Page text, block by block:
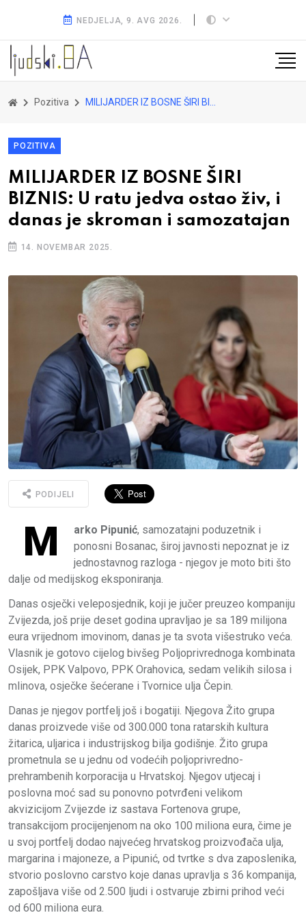
NEDJELJA, 9. AVG 2026.
Pozitiva MILIJARDER IZ BOSNE ŠIRI BIZNIS: U ratu jedva ostao živ, i danas je skroman i samozatajan
POZITIVA
MILIJARDER IZ BOSNE ŠIRI
BIZNIS: U ratu jedva ostao živ, i
danas je skroman i samozatajan
14. NOVEMBAR 2025.
PODIJELI
M arko Pipunić, samozatajni poduzetnik i
ponosni Bosanac, široj javnosti nepoznat je iz
jednostavnog razloga - njegov je moto biti što
dalje od medijskog eksponiranja.
Danas osječki veleposjednik, koji je jučer preuzeo kompaniju
Zvijezda, još prije deset godina upravljao je sa 189 milijona
eura vrijednom imovinom, danas je ta svota višestruko veća.
Vlasnik je gotovo cijelog bivšeg Poljoprivrednoga kombinata
Osijek, PPK Valpovo, PPK Orahovica, sedam velikih silosa i
mlinova, osječke šećerane i Tvornice ulja Čepin.
Danas je njegov portfelj još i bogatiji. Njegova Žito grupa
danas proizvede više od 300.000 tona ratarskih kultura
žitarica, uljarica i industrijskog bilja godišnje. Žito grupa
prometnula se u jednu od vodećih poljoprivredno-
prehrambenih korporacija u Hrvatskoj. Njegov utjecaj i
poslovna moć sad su ponovno potvrđeni velikom
akvizicijom Zvijezde iz sastava Fortenova grupe,
transakcijom procijenjenom na oko 100 miliona eura, čime je
u svoj portfelj dodao najvećeg hrvatskog proizvođača ulja,
margarina i majoneze, a Pipunić, od tvrtke s dva zaposlenika,
stvorio poslovno carstvo koje danas upravlja s 36 kompanija,
zapošljava više od 2.500 ljudi i ostvaruje zbirni prihod veći
od 600 miliona eura.